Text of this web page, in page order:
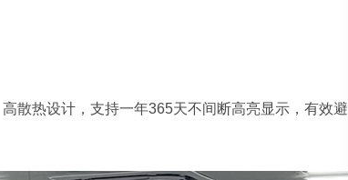
散热设计，支持一年365天不间断高亮显示，有效避